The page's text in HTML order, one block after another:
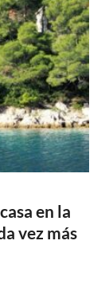
en la
vez más